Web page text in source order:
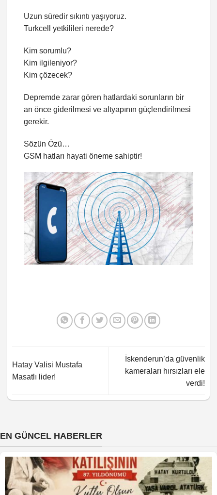
Uzun süredir sıkıntı yaşıyoruz.
Turkcell yetkilileri nerede?
Kim sorumlu?
Kim ilgileniyor?
Kim çözecek?
Depremde zarar gören hatlardaki sorunların bir
an önce giderilmesi ve altyapının güçlendirilmesi
gerekir.
Sözün Özü…
GSM hatları hayati öneme sahiptir!
Hatay Valisi Mustafa
Masatlı lider!
İskenderun’da güvenlik
kameraları hırsızları ele
verdi!
EN GÜNCEL HABERLER